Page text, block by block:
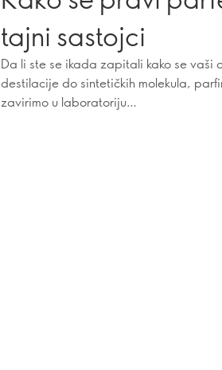
tajni sastojci
Da li ste se ikada zapitali kako se
destilacije do sintetičkih molekula,
zavirimo u laboratoriju…